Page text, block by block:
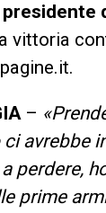
vittoria
–
avrebbe
perdere,
prime